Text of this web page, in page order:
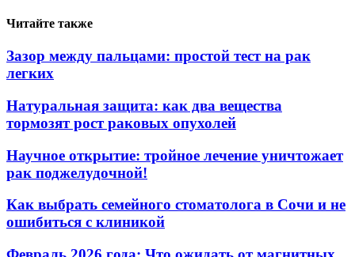
Читайте также
Зазор между пальцами: простой тест на рак
легких
Натуральная защита: как два вещества
тормозят рост раковых опухолей
Научное открытие: тройное лечение уничтожает
рак поджелудочной!
Как выбрать семейного стоматолога в Сочи и не
ошибиться с клиникой